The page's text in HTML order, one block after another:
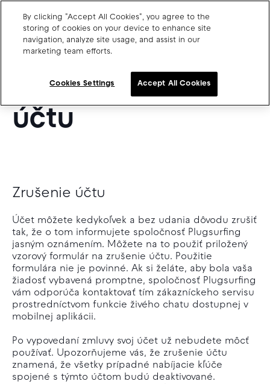
PLUGSURFING
Zásady zrušenia
účtu
Charge point operators
Carmakers
Drivers and travellers
Our charging App
Blog
Our team
Open jobs
Media resources
Drivers support
Zrušenie účtu
Účet môžete kedykoľvek a bez udania dôvodu zrušiť
tak, že o tom informujete spoločnosť Plugsurfing
jasným oznámením. Môžete na to použiť priložený
vzorový formulár na zrušenie účtu. Použitie
formulára nie je povinné. Ak si želáte, aby bola vaša
žiadosť vybavená promptne, spoločnosť Plugsurfing
vám odporúča kontaktovať tím zákazníckeho servisu
prostredníctvom funkcie živého chatu dostupnej v
mobilnej aplikácii.
Po vypovedaní zmluvy svoj účet už nebudete môcť
používať. Upozorňujeme vás, že zrušenie účtu
znamená, že všetky prípadné nabíjacie kľúče
spojené s týmto účtom budú deaktivované.
By clicking "Accept All Cookies", you agree to the
storing of cookies on your device to enhance site
navigation, analyze site usage, and assist in our
marketing team efforts.
Cookies Settings Accept All Cookies